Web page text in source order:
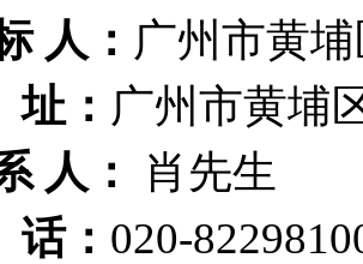
人： 广州市黄
： 广州市黄埔
人：
肖先生
： 020-